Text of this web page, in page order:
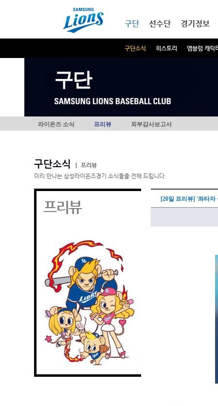
구단
구단소식 히스토리 엠블럼 캐릭
선수단 경기정보
구단
라이온즈 소식 프리뷰 외부감사보고서
구단소식
프리뷰
미리 만나는 삼성라이온즈경기 소식들을 전해 드립니다.
프리뷰 [20일 프리뷰] '좌타